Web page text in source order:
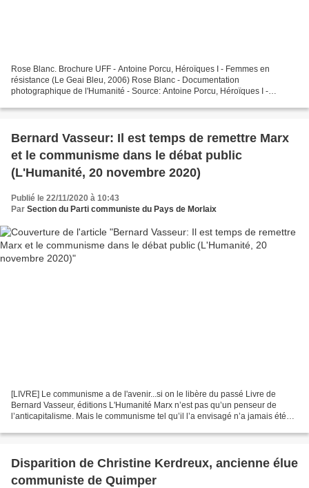
Rose Blanc. Brochure UFF - Antoine Porcu, Héroïques I - Femmes en
résistance (Le Geai Bleu, 2006) Rose Blanc - Documentation
photographique de l'Humanité - Source: Antoine Porcu, Héroïques I -
Bernard Vasseur: Il est temps de remettre Marx
et le communisme dans le débat public
(L'Humanité, 20 novembre 2020)
Publié le 22/11/2020 à 10:43
Par Section du Parti communiste du Pays de Morlaix
[LIVRE] Le communisme a de l'avenir...si on le libère du passé Livre de
Bernard Vasseur, éditions L'Humanité Marx n’est pas qu’un penseur de
l’anticapitalisme. Mais le communisme tel qu’il l’a envisagé n’a jamais été
Disparition de Christine Kerdreux, ancienne élue
communiste de Quimper